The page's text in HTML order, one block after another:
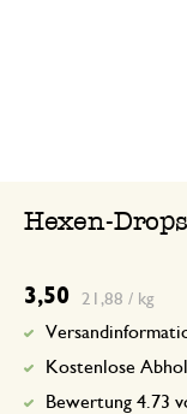
Hexen-
3,50 21,88 / kg
Kostenlose
Bewertung 4.73